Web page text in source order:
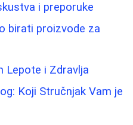
i preporuke
birati proizvode za
Lepote i Zdravlja
Koji Stručnjak Vam je